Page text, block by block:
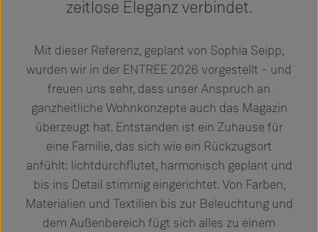
zeitlose Eleganz verbindet.
Mit dieser Referenz, geplant von Sophia Seipp,
wurden wir in der ENTREE 2026 vorgestellt – und
freuen uns sehr, dass unser Anspruch an
ganzheitliche Wohnkonzepte auch das Magazin
überzeugt hat. Entstanden ist ein Zuhause für
eine Familie, das sich wie ein Rückzugsort
anfühlt: lichtdurchflutet, harmonisch geplant und
bis ins Detail stimmig eingerichtet. Von Farben,
Materialien und Textilien bis zur Beleuchtung und
dem Außenbereich fügt sich alles zu einem